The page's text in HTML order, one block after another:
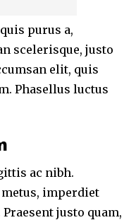
purus a,
scelerisque, justo
elit, quis
Phasellus luctus
ac nibh.
imperdiet
justo quam,